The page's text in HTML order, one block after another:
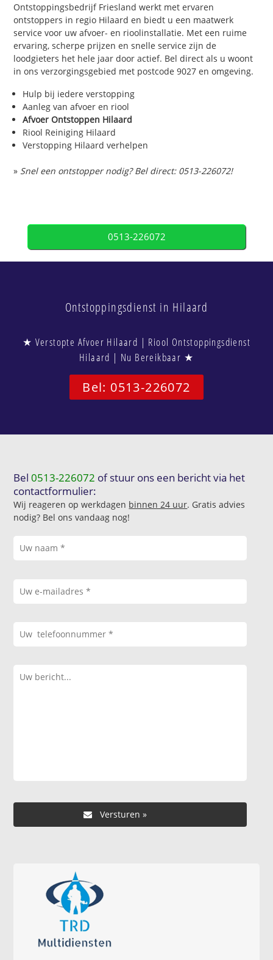
Ontstoppingsbedrijf Friesland werkt met ervaren
ontstoppers in regio Hilaard en biedt u een maatwerk
service voor uw afvoer- en rioolinstallatie. Met een ruime
ervaring, scherpe prijzen en snelle service zijn de
loodgieters het hele jaar door actief. Bel direct als u woont
in ons verzorgingsgebied met postcode 9027 en omgeving.
Hulp bij iedere verstopping
Aanleg van afvoer en riool
Afvoer Ontstoppen Hilaard
Riool Reiniging Hilaard
Verstopping Hilaard verhelpen
» Snel een ontstopper nodig? Bel direct: 0513-226072!
0513-226072
Ontstoppingsdienst in Hilaard
★ Verstopte Afvoer Hilaard | Riool Ontstoppingsdienst
Hilaard | Nu Bereikbaar ★
Bel: 0513-226072
Bel0513-226072 of stuur ons een bericht via het
contactformulier:
Wij reageren op werkdagen binnen 24 uur. Gratis advies
nodig? Bel ons vandaag nog!